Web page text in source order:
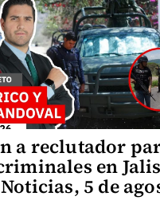
a reclutador
en
5 de